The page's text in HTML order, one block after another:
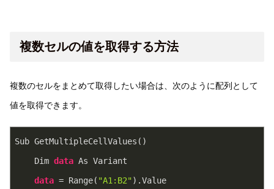
複数セルの値を取得する方法
複数のセルをまとめて取得したい場合は、次のように配列として
値を取得できます。
Sub GetMultipleCellValues()
    Dim
data As Variant
data = Range( "A1:B2").Value